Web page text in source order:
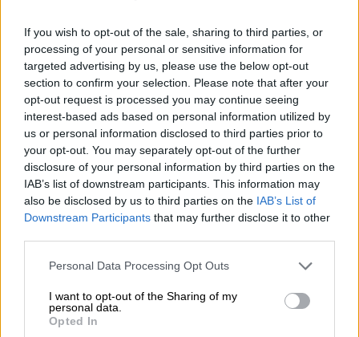
If you wish to opt-out of the sale, sharing to third parties, or
processing of your personal or sensitive information for
targeted advertising by us, please use the below opt-out
section to confirm your selection. Please note that after your
opt-out request is processed you may continue seeing
interest-based ads based on personal information utilized by
us or personal information disclosed to third parties prior to
your opt-out. You may separately opt-out of the further
disclosure of your personal information by third parties on the
IAB’s list of downstream participants. This information may
also be disclosed by us to third parties on the IAB’s List of
Downstream Participants that may further disclose it to other
Please note that this website/app uses one or more Google
not limited to your visit or usage behaviour. You may click to
grant or deny consent to Google and its third-party tags to
use your data for below specified purposes in below Google
Personal Data Processing Opt Outs
I want to opt-out of the Sharing of my
personal data.
Opted In
«Είσαι έγκυος;» αναρωτιέται έχοντας
γουρλώσει τα μάτια, τη στιγμή που η
Ολυμπία φαίνεται να απολαμβάνει τη στιγμή
αμηχανίας του Βασίλη, ο οποίος κοιτάζει και
ξανακοιτάζει το τεστ εγκυμοσύνης για να
βεβαιωθεί. Κι όταν πια είναι βέβαιος λέει
γελώντας «κάτσε γιατί θα πάω να βουτήξω
μέσα» και συμπληρώνει «πωωω τι λες τώρα
ρε;»...